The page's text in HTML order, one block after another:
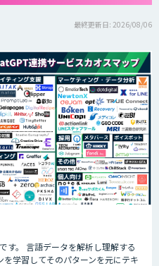
最終更新日: 2026/08/06
す。 言語データを解析し理解する
学習してそのパターンを元にテキ